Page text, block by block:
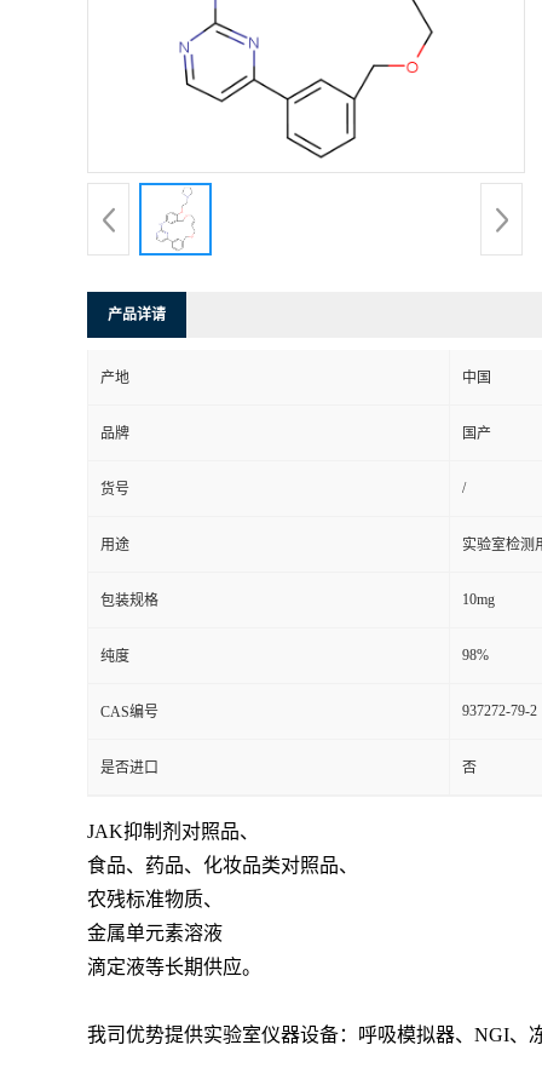
产品详请
产地 中国
品牌 国产
货号 /
用途 实验室检测
包装规格 10mg
纯度 98%
CAS编号 937272-79-2
是否进口 否
JAK抑制剂对照品、
食品、药品、化妆品类对照品、
农残标准物质、
金属单元素溶液
滴定液等长期供应。
我司优势提供实验室仪器设备：呼吸模拟器、NGI、